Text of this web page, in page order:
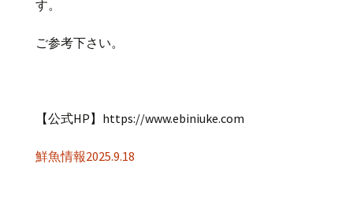
す。
ご参考下さい。
【公式HP】https://www.ebiniuke.com
鮮魚情報2025.9.18